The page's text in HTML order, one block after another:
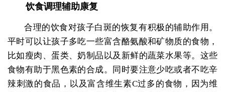
饮食调理辅助康复
合理的饮食对孩子白斑的恢复有积极的辅助作用。
平时可以让孩子多吃一些富含酪氨酸和矿物质的食物，
比如瘦肉、蛋类、奶制品以及新鲜的蔬菜水果等。这些
食物有助于黑色素的合成。同时要注意少吃或者不吃辛
辣刺激的食品，以及富含维生素C过多的食物，因为维